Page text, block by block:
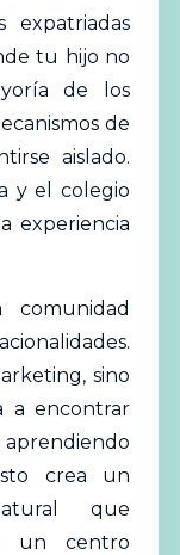
expatriadas
tu hijo no
de los
de
aislado.
y el colegio
experiencia
comunidad
sino
a encontrar
aprendiendo
crea un
que
un centro